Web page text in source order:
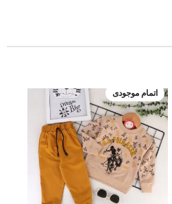
اتمام موجودی